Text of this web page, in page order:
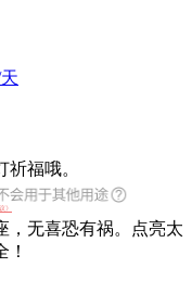
福哦。
》
，无喜恐有祸。点亮太